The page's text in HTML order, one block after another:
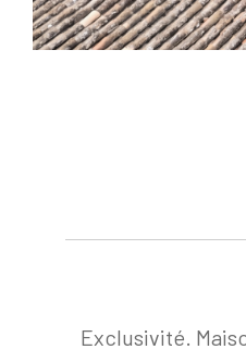
Exclusivité.